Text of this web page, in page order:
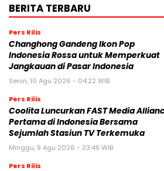
BERITA TERBARU
Pers Rilis
Changhong Gandeng Ikon Pop
Indonesia Rossa untuk Memperkuat
Jangkauan di Pasar Indonesia
Senin, 10 Agu 2026 - 04:22 WIB
Pers Rilis
Coolita Luncurkan FAST Media
Pertama di Indonesia Bersama
Sejumlah Stasiun TV Terkemuka
Minggu, 9 Agu 2026 - 23:49 WIB
Pers Rilis